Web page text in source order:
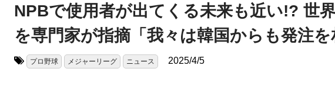
NPBで使用者が出てくる未来も近い!? 世
を専門家が指摘「我々は韓国からも発注を
プロ野球 メジャーリーグ ニュース 2025/4/5